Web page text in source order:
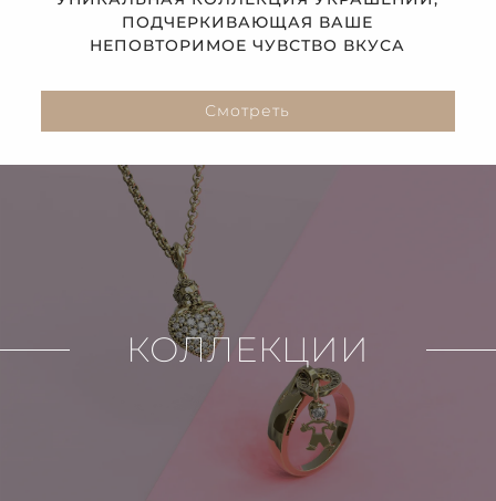
ПОДЧЕРКИВАЮЩАЯ ВАШЕ
НЕПОВТОРИМОЕ ЧУВСТВО ВКУСА
Смотреть
КОЛЛЕКЦИИ